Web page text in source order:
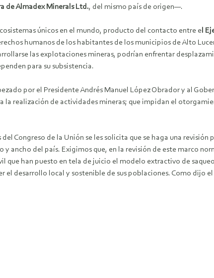
de Almadex Minerals Ltd., del mismo país de origen—.
únicos en el mundo, producto del contacto entre e l
humanos de los habitantes de los municipios de Alto
las explotaciones mineras, podrían enfrentar
para su subsistencia.
por el Presidente Andrés Manuel López Obrador y al
realización de actividades mineras; que impidan el
Congreso de la Unión se les solicita que se haga una
y ancho del país. Exigimos que, en la revisión de este marco
que han puesto en tela de juicio el modelo extractivo de
el desarrollo local y sostenible de sus poblaciones. Como dijo